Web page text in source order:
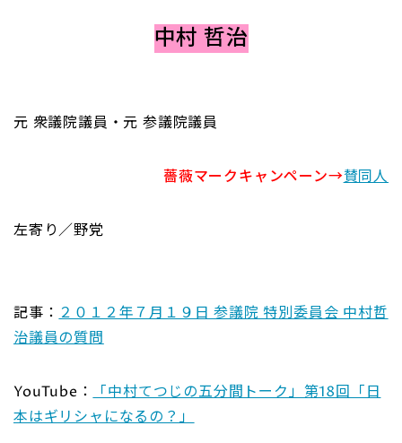
中村 哲治
元 衆議院議員・元 参議院議員
薔薇マークキャンペーン→賛同人
左寄り／野党
記事： ２０１２年７月１９日 参議院 特別委員会 中村哲
治議員の質問
YouTube：
「中村てつじの五分間トーク」第18回「日
本はギリシャになるの？」